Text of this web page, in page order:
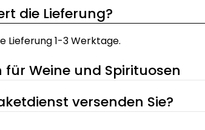
die Lieferung?
Lieferung 1-3 Werktage.
Weine und Spirituosen
versenden Sie?